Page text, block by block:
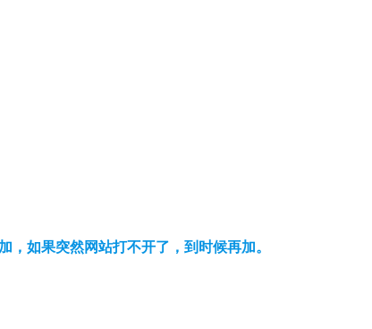
，如果突然网站打不开了，到时候再加。